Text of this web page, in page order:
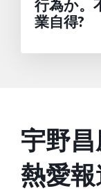
行為か。
業自得?
宇野
熱愛報